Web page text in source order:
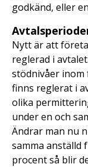
godkänd, eller
Nytt är att
reglerad i
stödnivåer
finns reglerat i
olika
under en och
Ändrar man nu
samma anställd
procent så blir